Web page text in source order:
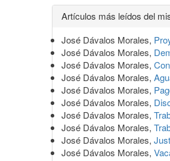
Detalles
del
artículo
Artículos más leídos del
José Dávalos Morales,
José Dávalos Morales,
José Dávalos Morales,
José Dávalos Morales,
José Dávalos Morales,
José Dávalos Morales,
José Dávalos Morales,
José Dávalos Morales,
José Dávalos Morales,
José Dávalos Morales,